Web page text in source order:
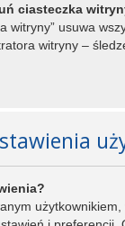
ciasteczka
witryny” usuwa
witryny –